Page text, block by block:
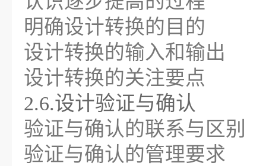
明确设计转换的目的
设计转换的输入和输出
设计转换的关注要点
2.6.设计验证与确认
验证与确认的联系与区别
验证与确认的管理要求